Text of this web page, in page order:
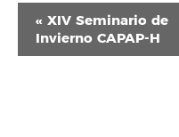
Navegación
del
Evento
« XIV Seminario de
Invierno CAPAP-H